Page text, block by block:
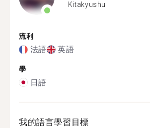
Kitakyushu
流利
法語 英語
學
日語
我的語言學習目標